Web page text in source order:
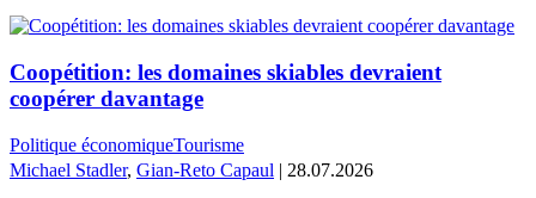
Coopétition: les domaines skiables devraient
coopérer davantage
Politique économiqueTourisme
Michael Stadler, Gian-Reto Capaul | 28.07.2026